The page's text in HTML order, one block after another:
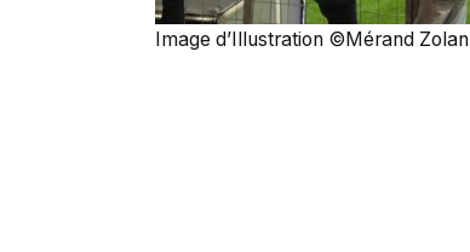
Image d’Illustration ©Mérand Zolan